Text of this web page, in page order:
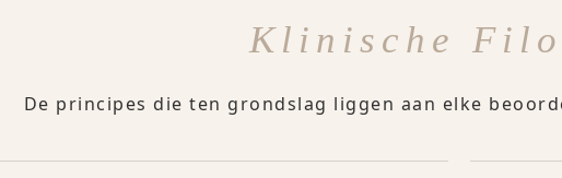
Klinische
De principes die ten grondslag liggen aan elke